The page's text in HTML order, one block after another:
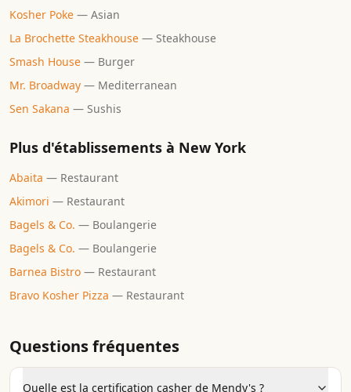
Kosher Poke — Asian
La Brochette Steakhouse — Steakhouse
Smash House — Burger
Mr. Broadway — Mediterranean
Sen Sakana — Sushis
Plus d'établissements à New York
Abaita — Restaurant
Akimori — Restaurant
Bagels & Co. — Boulangerie
Bagels & Co. — Boulangerie
Barnea Bistro — Restaurant
Bravo Kosher Pizza — Restaurant
Questions fréquentes
Quelle est la certification casher de Mendy's ?